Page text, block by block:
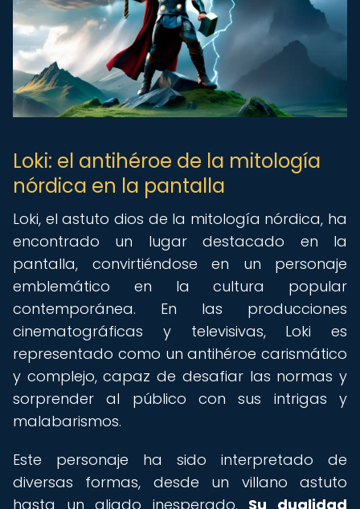
Loki: el antihéroe de la mitología
nórdica en la pantalla
Loki, el astuto dios de la mitología nórdica, ha
encontrado un lugar destacado en la
pantalla, convirtiéndose en un personaje
emblemático en la cultura popular
contemporánea. En las producciones
cinematográficas y televisivas, Loki es
representado como un antihéroe carismático
y complejo, capaz de desafiar las normas y
sorprender al público con sus intrigas y
malabarismos.
Este personaje ha sido interpretado de
diversas formas, desde un villano astuto
hasta un aliado inesperado. Su dualidad